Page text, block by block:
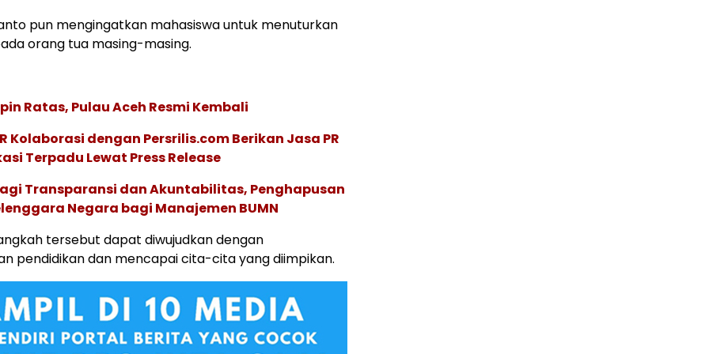
pun mengingatkan mahasiswa untuk menuturkan
orang tua masing-masing.
Ratas, Pulau Aceh Resmi Kembali
Kolaborasi dengan Persrilis.com Berikan Jasa PR
Terpadu Lewat Press Release
Transparansi dan Akuntabilitas, Penghapusan
Negara bagi Manajemen BUMN
tersebut dapat diwujudkan dengan
pendidikan dan mencapai cita-cita yang diimpikan.